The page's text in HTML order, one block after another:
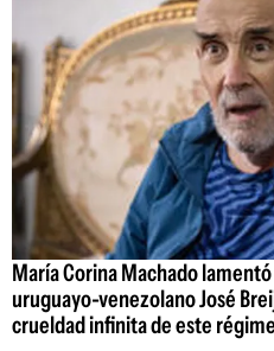
María Corina Machado
uruguayo-venezolano José
crueldad infinita de este